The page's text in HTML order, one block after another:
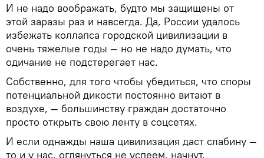
И не надо воображать, будто мы защищены от
этой заразы раз и навсегда. Да, России удалось
избежать коллапса городской цивилизации в
очень тяжелые годы — но не надо думать, что
одичание не подстерегает нас.
Собственно, для того чтобы убедиться, что споры
потенциальной дикости постоянно витают в
воздухе, — большинству граждан достаточно
просто открыть свою ленту в соцсетях.
И если однажды наша цивилизация даст слабину —
то и у нас, оглянуться не успеем, начнут,